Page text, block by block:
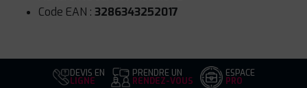
Code EAN : 3286343252017
DEVIS EN
LIGNE
PRENDRE UN
RENDEZ-VOUS
ESPACE
PRO